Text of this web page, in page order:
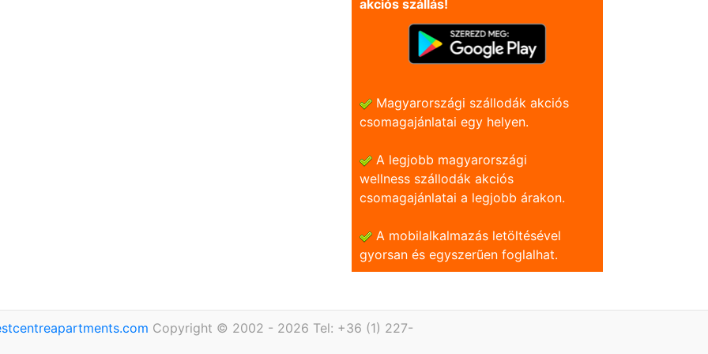
akciós szállás!
Magyarországi szállodák akciós
csomagajánlatai egy helyen.
A legjobb magyarországi
wellness szállodák akciós
csomagajánlatai a legjobb árakon.
A mobilalkalmazás letöltésével
gyorsan és egyszerũen foglalhat.
Copyright © 2002 - 2026 Tel: +36 (1) 227-